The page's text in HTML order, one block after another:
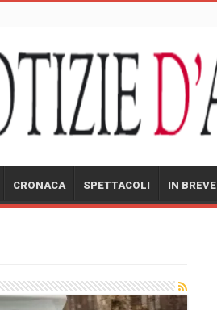
CRONACA SPETTACOLI IN BREVE